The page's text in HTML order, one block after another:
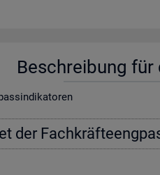
Be­schrei­bung
der